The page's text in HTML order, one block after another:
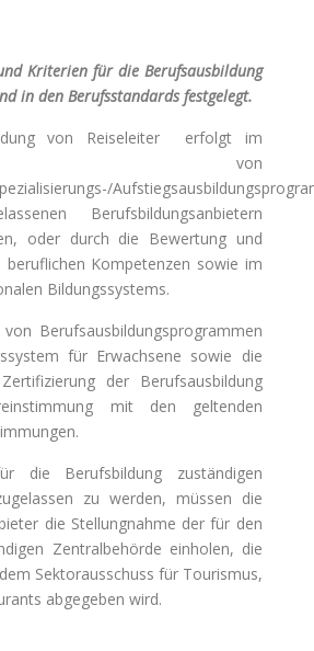
Kriterien für die Berufsausbildung
in den Berufsstandards festgelegt.
von Reiseleiter erfolgt im
von
Berufsbildungsanbietern
oder durch die Bewertung und
beruflichen Kompetenzen sowie im
Bildungssystems.
Berufsausbildungsprogrammen
für Erwachsene sowie die
der Berufsausbildung
mit den geltenden
die Berufsbildung zuständigen
zu werden, müssen die
die Stellungnahme der für den
Zentralbehörde einholen, die
Sektorausschuss für Tourismus,
abgegeben wird.